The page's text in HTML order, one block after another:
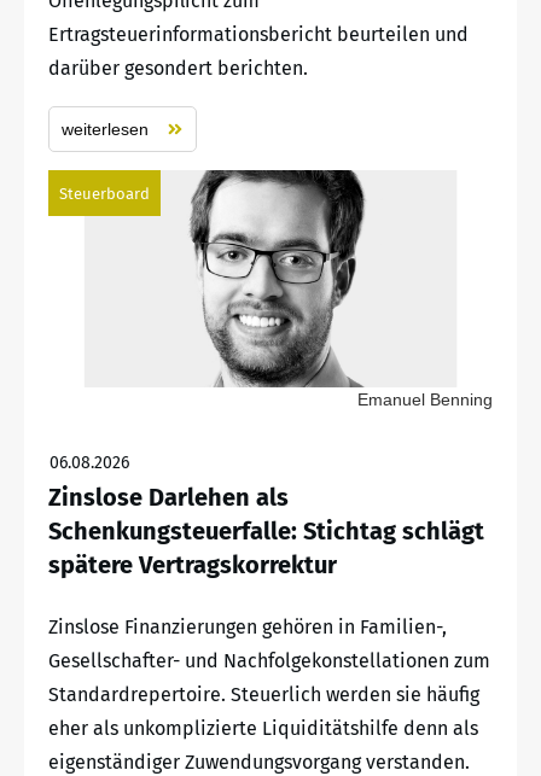
Ertragsteuerinformationsbericht beurteilen und
darüber gesondert berichten.
weiterlesen
Steuerboard
Emanuel Benning
06.08.2026
Zinslose Darlehen als
Schenkungsteuerfalle: Stichtag schlägt
spätere Vertragskorrektur
Zinslose Finanzierungen gehören in Familien-,
Gesellschafter- und Nachfolgekonstellationen zum
Standardrepertoire. Steuerlich werden sie häufig
eher als unkomplizierte Liquiditätshilfe denn als
eigenständiger Zuwendungsvorgang verstanden.